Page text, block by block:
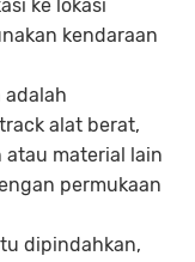
ke lokasi
kendaraan
alat berat,
material lain
permukaan
dipindahkan,